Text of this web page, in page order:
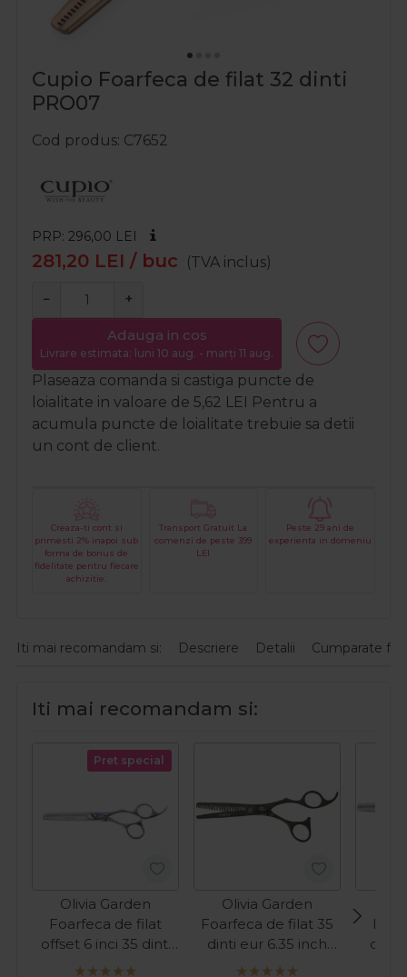
Cupio Foarfeca de filat 32 dinti
PRO07
Cod produs C7652
PRP: 296,00 LEI
281,20 LEI / buc (TVA inclus)
− +
Adauga in cos
Livrare estimata: luni 10 aug. - marți 11 aug.
Plaseaza comanda si castiga puncte de
loialitate in valoare de 5,62 LEI Pentru a
acumula puncte de loialitate trebuie sa detii
un cont de client.
Creaza-ti cont si
primesti 2% inapoi sub
forma de bonus de
fidelitate pentru fiecare
achizitie.
Transport Gratuit La
comenzi de peste 399
LEI
Peste 29 ani de
experienta in domeniu
Iti mai recomandam si: Descriere Detalii Cumparate
Iti mai recomandam si:
Pret special
Olivia Garden
Foarfeca de filat
offset 6 inci 35 dinti
EUR Xtreme
Olivia Garden
Foarfeca de filat 35
dinti eur 6.35 inch
SilkCut Black